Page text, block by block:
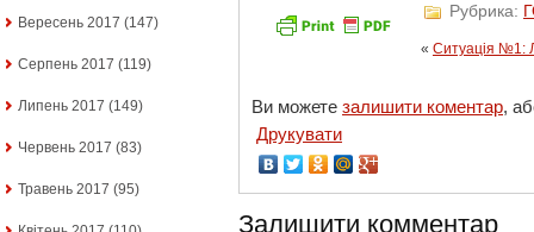
Вересень 2017 (147)
Серпень 2017 (119)
Липень 2017 (149)
Червень 2017 (83)
Травень 2017 (95)
Рубрика:
« Ситуація №1:
Ви можете залишити коментар,
Друкувати
Залишити комментар